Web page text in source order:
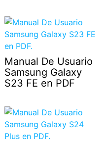
Manual De Usuario
Samsung Galaxy
S23 FE en PDF